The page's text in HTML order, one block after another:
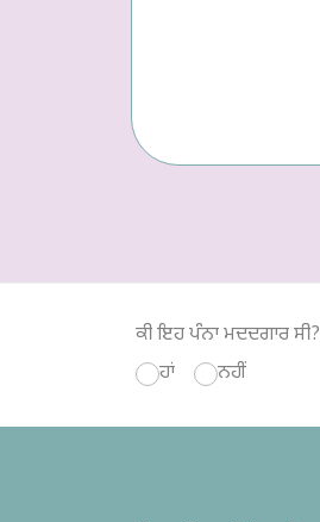
ਕੀ ਇਹ ਪੰਨਾ ਮਦਦਗਾਰ ਸੀ?
ਹਾਂ
ਨਹੀਂ